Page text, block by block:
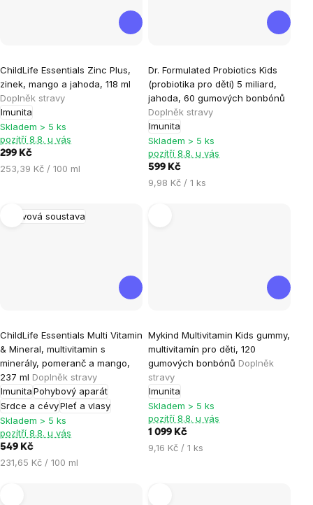
ChildLife Essentials Zinc Plus,
zinek, mango a jahoda, 118 ml
Doplněk stravy
Imunita
Skladem > 5 ks
pozítří 8.8. u vás
299 Kč
Měrná
253,39 Kč / 100 ml
Dr. Formulated Probiotics Kids
(probiotika pro děti) 5 miliard,
jahoda, 60 gumových bonbónů
Doplněk stravy
Imunita
Skladem > 5 ks
pozítří 8.8. u vás
599 Kč
Měrná
9,98 Kč / 1 ks
Nervová soustava
ChildLife Essentials Multi Vitamin
& Mineral, multivitamin s
minerály, pomeranč a mango,
237 ml Doplněk stravy
ImunitaPohybový aparát
Srdce a cévyPleť a vlasy
Skladem > 5 ks
pozítří 8.8. u vás
549 Kč
Měrná
231,65 Kč / 100 ml
Mykind Multivitamin Kids gummy,
multivitamín pro děti, 120
gumových bonbónů Doplněk
stravy
Imunita
hodnocení
produktu
je
5,0
z
5
hvězdiček.
Skladem > 5 ks
pozítří 8.8. u vás
1 099 Kč
Měrná
9,16 Kč / 1 ks